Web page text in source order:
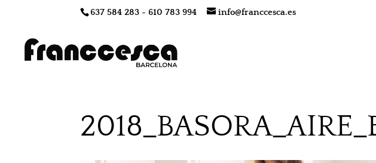
637 584 283 - 610 783 994 info@franccesca.es